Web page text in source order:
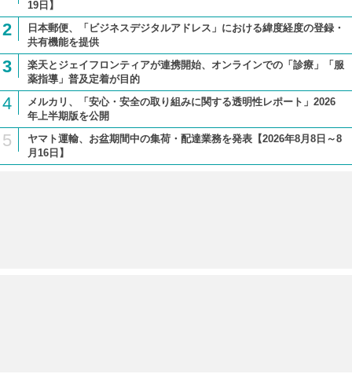
19日】
2
日本郵便、「ビジネスデジタルアドレス」における緯度経度の登録・
共有機能を提供
3
楽天とジェイフロンティアが連携開始、オンラインでの「診療」「服
薬指導」普及定着が目的
4
メルカリ、「安心・安全の取り組みに関する透明性レポート」2026
年上半期版を公開
5
ヤマト運輸、お盆期間中の集荷・配達業務を発表【2026年8月8日～8
月16日】